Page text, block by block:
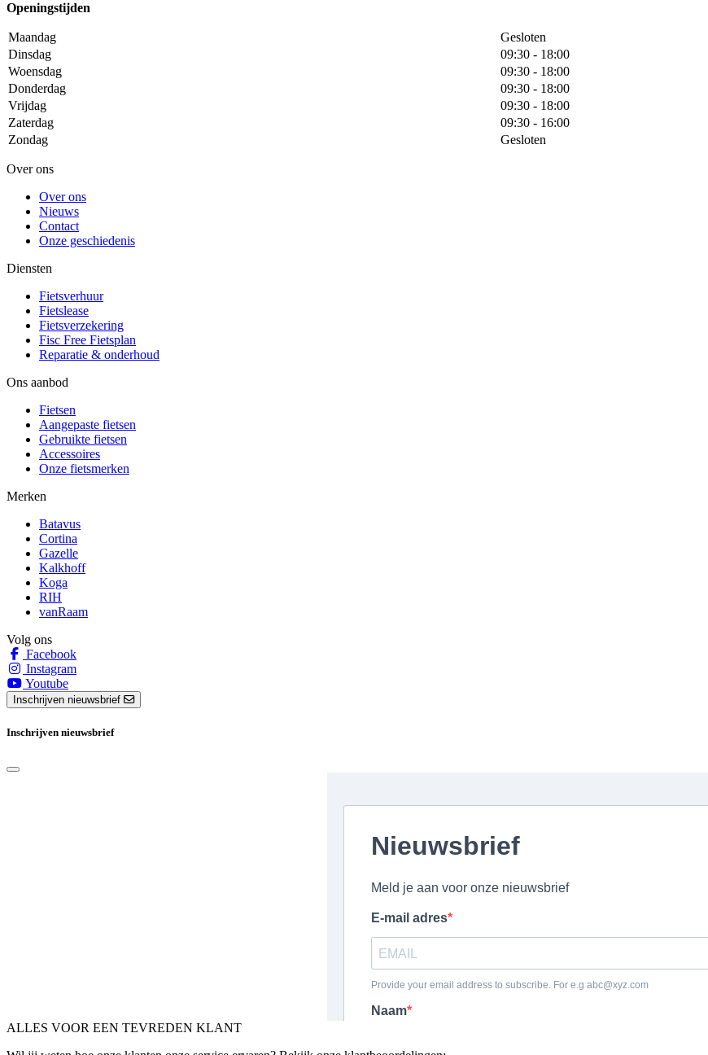
Openingstijden
Maandag
Gesloten
Dinsdag
09:30 - 18:00
Woensdag
09:30 - 18:00
Donderdag
09:30 - 18:00
Vrijdag
09:30 - 18:00
Zaterdag
09:30 - 16:00
Zondag
Gesloten
Over ons
Over ons
Nieuws
Contact
Onze geschiedenis
Diensten
Fietsverhuur
Fietslease
Fietsverzekering
Fisc Free Fietsplan
Reparatie & onderhoud
Ons aanbod
Fietsen
Aangepaste fietsen
Gebruikte fietsen
Accessoires
Onze fietsmerken
Merken
Batavus
Cortina
Gazelle
Kalkhoff
Koga
RIH
vanRaam
Volg ons
Facebook
Instagram
Youtube
Inschrijven nieuwsbrief
Inschrijven nieuwsbrief
ALLES VOOR EEN TEVREDEN KLANT